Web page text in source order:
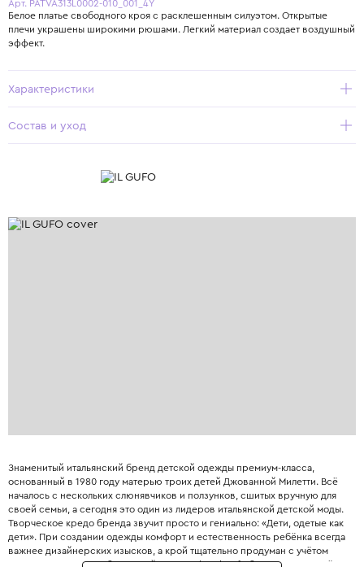
Арт. PATVA313L0002-010_001_4Y
Белое платье свободного кроя с расклешенным силуэтом. Открытые
плечи украшены широкими рюшами. Легкий материал создает воздушный
эффект.
Характеристики
Состав и уход
Знаменитый итальянский бренд детской одежды премиум-класса,
основанный в 1980 году матерью троих детей Джованной Милетти. Всё
началось с нескольких слюнявчиков и ползунков, сшитых вручную для
своей семьи, а сегодня это один из лидеров итальянской детской моды.
Творческое кредо бренда звучит просто и гениально: «Дети, одетые как
дети». При создании одежды комфорт и естественность ребёнка всегда
важнее дизайнерских изысков, а крой тщательно продуман с учётом